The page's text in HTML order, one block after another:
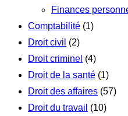
Finances
Comptabilité (1)
Droit civil (2)
Droit criminel (4)
Droit de la santé (1)
Droit des affaires (57)
Droit du travail (10)